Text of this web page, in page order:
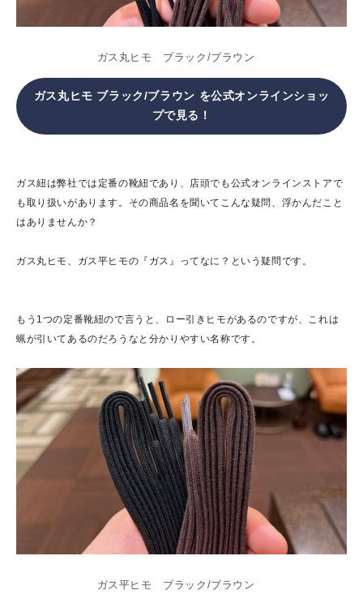
ガス丸ヒモ ブラック/ブラウン
ガス丸ヒモ ブラック/ブラウン を公式オンラインショッ
プで見る！
ガス紐は弊社では定番の靴紐であり、店頭でも公式オンラインストアで
も取り扱いがあります。その商品名を聞いてこんな疑問、浮かんだこと
はありませんか？
ガス丸ヒモ、ガス平ヒモの『ガス』ってなに？という疑問です。
もう1つの定番靴紐ので言うと、ロー引きヒモがあるのですが、これは
蝋が引いてあるのだろうなと分かりやすい名称です。
ガス平ヒモ ブラック/ブラウン